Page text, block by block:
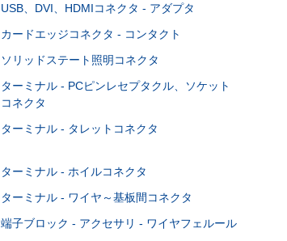
USB、DVI、HDMIコネクタ - アダプタ
カードエッジコネクタ - コンタクト
ソリッドステート照明コネクタ
ターミナル - PCピンレセプタクル、ソケット
コネクタ
ターミナル - タレットコネクタ
ターミナル - ホイルコネクタ
ターミナル - ワイヤ～基板間コネクタ
端子ブロック - アクセサリ - ワイヤフェルール